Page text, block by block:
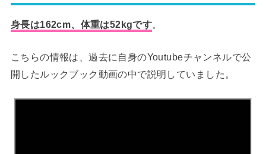
身長は162cm、体重は52kgです。
こちらの情報は、過去に自身のYoutubeチャンネルで公
開したルックブック動画の中で説明していました。